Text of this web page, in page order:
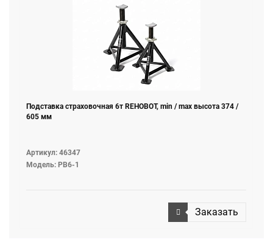
Подставка страховочная 6т REHOBOT, min / max высота 374 /
605 мм
Артикул: 46347
Модель: PB6-1
Заказать